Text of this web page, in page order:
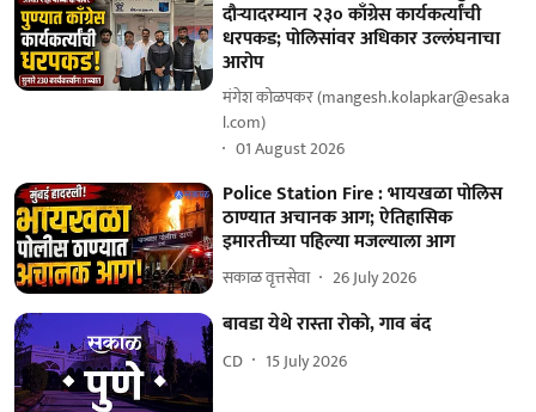
दौऱ्यादरम्यान २३० काँग्रेस कार्यकर्त्यांची
धरपकड; पोलिसांवर अधिकार उल्लंघनाचा
आरोप
मंगेश कोळपकर (mangesh.kolapkar@esaka
l.com)
01 August 2026
Police Station Fire : भायखळा पोलिस
ठाण्यात अचानक आग; ऐतिहासिक
इमारतीच्या पहिल्या मजल्याला आग
सकाळ वृत्तसेवा 26 July 2026
बावडा येथे रास्ता रोको, गाव बंद
CD 15 July 2026